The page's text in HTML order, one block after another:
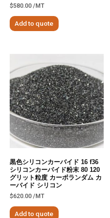
$580.00 /MT
Add to quote
黒色シリコンカーバイド 16 f36
シリコンカーバイド粉末 80 120
グリット粒度 カーボランダム カ
ーバイド シリコン
$620.00 /MT
Add to quote